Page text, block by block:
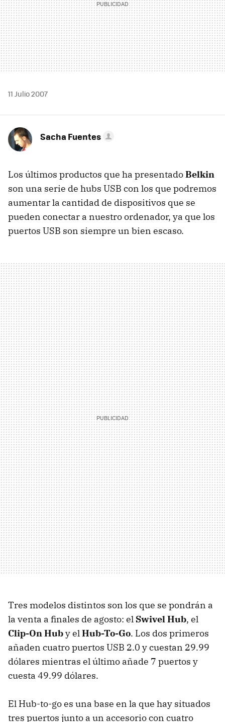
11 Julio 2007
Sacha Fuentes
Los últimos productos que ha presentadoBelkin
son una serie de hubs USB con los que podremos
aumentar la cantidad de dispositivos que se
pueden conectar a nuestro ordenador, ya que los
puertos USB son siempre un bien escaso.
Tres modelos distintos son los que se pondrán a
la venta a finales de agosto: el Swivel Hub, el
Clip-On Huby elHub-To-Go. Los dos primeros
añaden cuatro puertos USB 2.0 y cuestan 29.99
dólares mientras el último añade 7 puertos y
cuesta 49.99 dólares.
El Hub-to-go es una base en la que hay situados
tres puertos junto a un accesorio con cuatro